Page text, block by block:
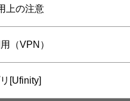
上の注意
（VPN）
[Ufinity]